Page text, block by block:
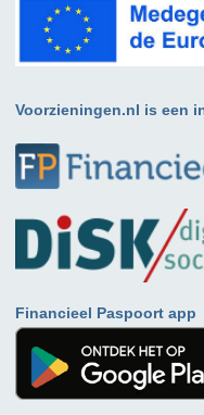
Voorzieningen.nl is een
Financieel Paspoort app